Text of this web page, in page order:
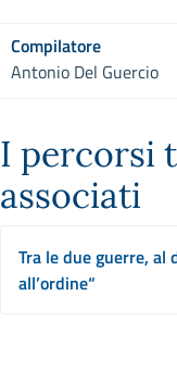
Compilatore
Antonio Del Guercio
I percorsi
associati
Tra le due guerre, al
all’ordine“